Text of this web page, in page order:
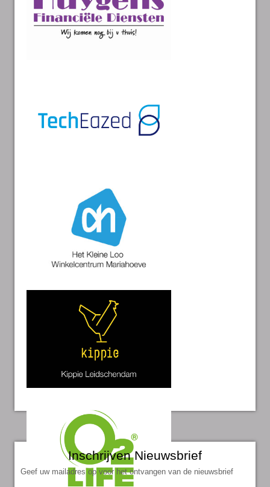
Inschrijven Nieuwsbrief
Geef uw mailadres op voor het ontvangen van de nieuwsbrief